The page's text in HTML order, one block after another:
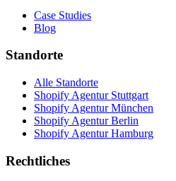
Case Studies
Blog
Standorte
Alle Standorte
Shopify Agentur Stuttgart
Shopify Agentur München
Shopify Agentur Berlin
Shopify Agentur Hamburg
Rechtliches